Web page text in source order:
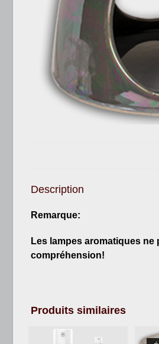
Description
Remarque:
Les lampes aromatiques
compréhension!
Produits similaires